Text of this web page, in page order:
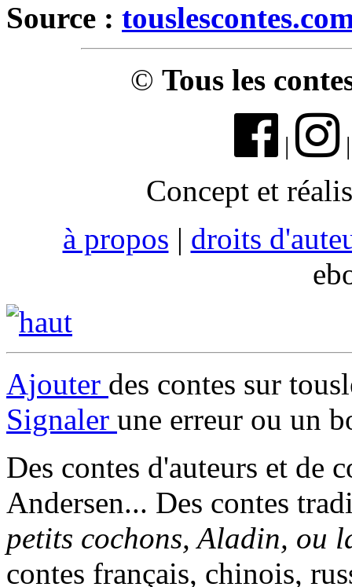
Source :
© Tous les
|
Concept et
à propos | droits
Ajouter des contes sur
Signaler une erreur ou un
Des contes d'auteurs et de
Andersen... Des contes
petits cochons, Aladin, ou
contes français, chinois,